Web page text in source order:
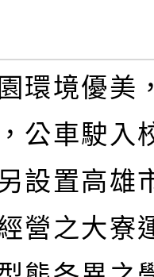
環境優美
公車駛入
設置高雄
營之大寮